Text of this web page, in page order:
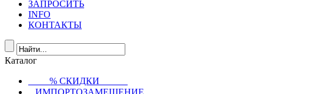
ЗАПРОСИТЬ
INFO
КОНТАКТЫ
Каталог
⠀⠀⠀% СКИДКИ⠀⠀⠀⠀
⠀ИМПОРТОЗАМЕЩЕНИЕ